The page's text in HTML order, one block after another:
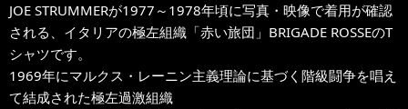
JOE STRUMMERが1977～1978年頃に写真・映像で着用が確認
される、イタリアの極左組織「赤い旅団」BRIGADE ROSSEのT
シャツです。
1969年にマルクス・レーニン主義理論に基づく階級闘争を唱え
て結成された極左過激組織